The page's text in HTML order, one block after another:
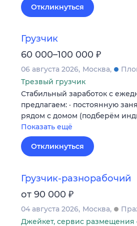
Откликнуться
Грузчик
60 000–100 000 ₽
06 августа 2026 Москва
Трезвый грузчик
Стабильный заработок с
предлагаем: · постоянную
рядом с домом (подберём
Показать ещё
Откликнуться
Грузчик-разнорабочий
от 90 000 ₽
04 августа 2026 Москва
Джейкет, сервис размещения